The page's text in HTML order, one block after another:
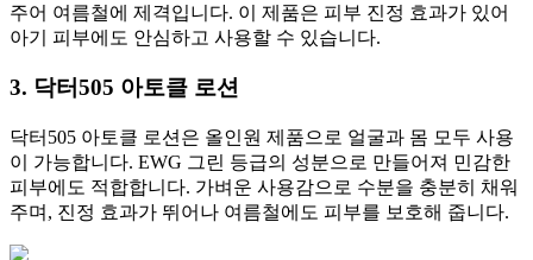
주어 여름철에 제격입니다. 이 제품은 피부 진정 효과가 있어
아기 피부에도 안심하고 사용할 수 있습니다.
3. 닥터505 아토클 로션
닥터505 아토클 로션은 올인원 제품으로 얼굴과 몸 모두 사용
이 가능합니다. EWG 그린 등급의 성분으로 만들어져 민감한
피부에도 적합합니다. 가벼운 사용감으로 수분을 충분히 채워
주며, 진정 효과가 뛰어나 여름철에도 피부를 보호해 줍니다.